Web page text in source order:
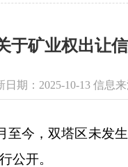
于矿业权出让
日期：2025-10-13 信息
今，双塔区未发生
公开。